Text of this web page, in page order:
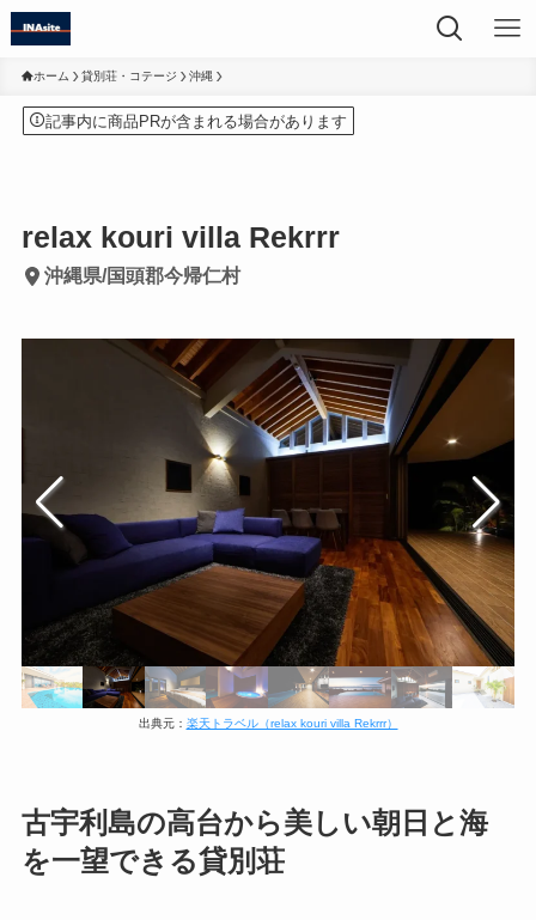
ホーム 貸別荘・コテージ 沖縄
記事内に商品PRが含まれる場合があります
relax kouri villa Rekrrr
沖縄県/国頭郡今帰仁村
出典元： 楽天トラベル（relax kouri villa Rekrrr）
古宇利島の高台から美しい朝日と海
を一望できる貸別荘